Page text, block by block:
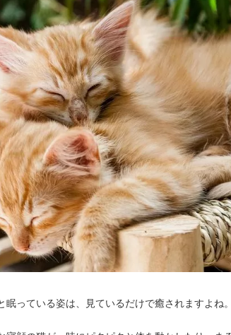
眠っている姿は、見ているだけで癒されますよね。